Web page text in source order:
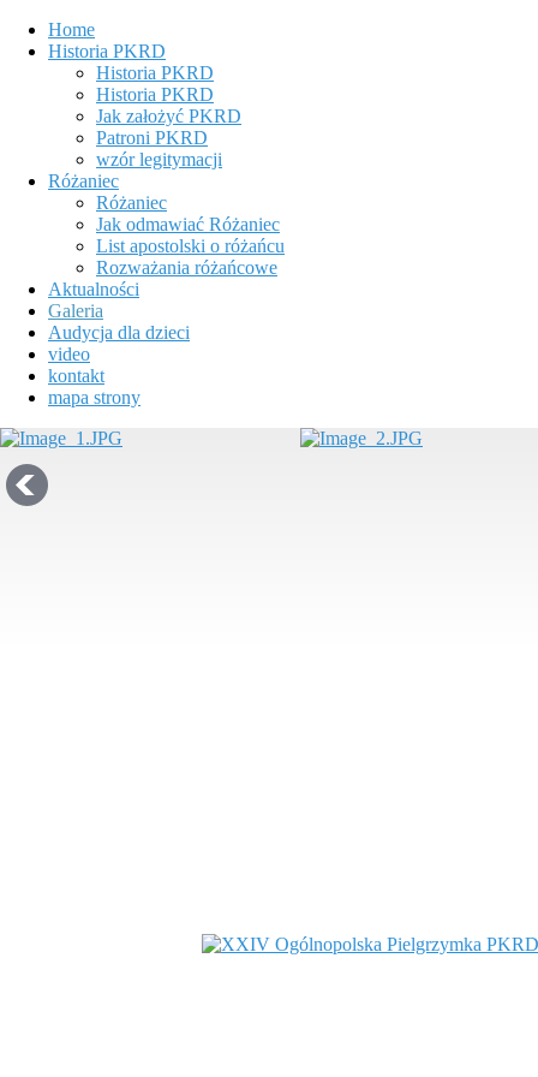
Home
Historia PKRD
Historia PKRD
Historia PKRD
Jak założyć PKRD
Patroni PKRD
wzór legitymacji
Różaniec
Różaniec
Jak odmawiać Różaniec
List apostolski o różańcu
Rozważania różańcowe
Aktualności
Galeria
Audycja dla dzieci
video
kontakt
mapa strony